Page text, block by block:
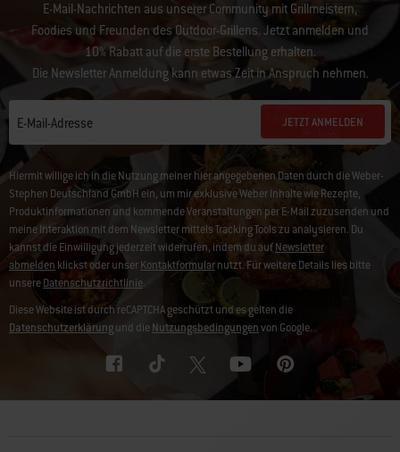
E-Mail-Nachrichten aus unserer Community mit Grillmeistern,
Foodies und Freunden des Outdoor-Grillens. Jetzt anmelden und
10% Rabatt auf die erste Bestellung erhalten.
Die Newsletter Anmeldung kann etwas Zeit in Anspruch nehmen.
E-Mail-Adresse JETZT ANMELDEN
Hiermit willige ich in die Nutzung meiner hier angegebenen Daten durch die Weber-
Stephen Deutschland GmbH ein, um mir exklusive Weber Inhalte wie Rezepte,
Produktinformationen und kommende Veranstaltungen per E-Mail zuzusenden und
meine Interaktion mit dem Newsletter mittels Tracking Tools zu analysieren. Du
kannst die Einwilligung jederzeit widerrufen, indem du aufNewsletter
abmelden klickst oder unserKontaktformularnutzt. Für weitere Details lies bitte
unsereDatenschutzrichtlinie.
Diese Website ist durch reCAPTCHA geschützt und es gelten die
Datenschutzerklärungund dieNutzungsbedingungenvon Google.